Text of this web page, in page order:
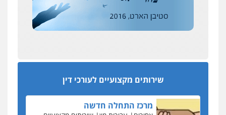
שירותים מקצועיים לעורכי דין
מרכז התחלה חדשה
אסירים עבירות מין שירותים מקצועיים
לעורכי דין
מפקח במס הכנסה ועורך-דין חשודים בהצהרה כוזבת
על עסקת נדל"ן בצפון
כתב האישום נגד עו"ד עידן דביר: האונס והמחירון
לשכת עורכי הדין והפוליטיזציה של ממלאת המקום
והיושב ראש